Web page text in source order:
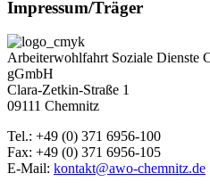
Impressum/Träger
Arbeiterwohlfahrt Soziale Dienste
gGmbH
Clara-Zetkin-Straße 1
09111 Chemnitz
Tel.: +49 (0) 371 6956-100
Fax: +49 (0) 371 6956-105
E-Mail: kontakt@awo-chemnitz.de